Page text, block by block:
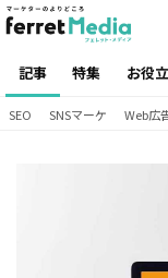
記事 特集 お役
SEO SNSマーケ Web広